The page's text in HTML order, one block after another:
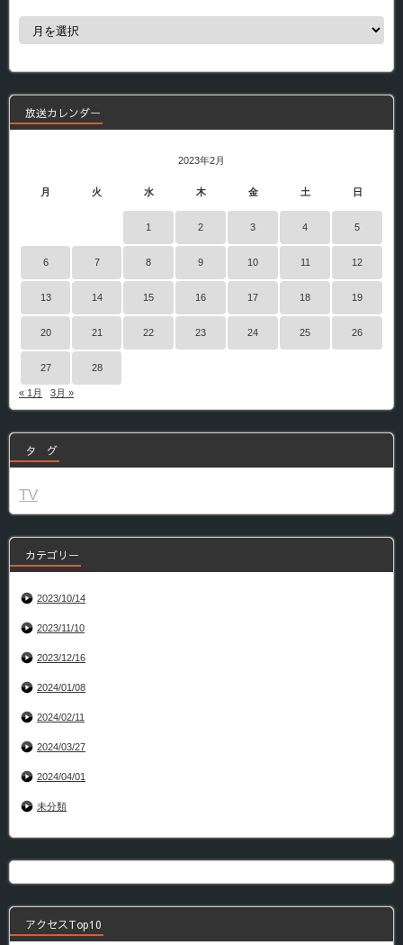
過
組
放送カレンダー
2023年2月
月 火 水 木 金 土 日
1 2 3 4 5
6 7 8 9 10 11 12
13 14 15 16 17 18 19
20 21 22 23 24 25 26
27 28
« 1月 3月 »
タ グ
TV
カテゴリー
2023/10/14
2023/11/10
2023/12/16
2024/01/08
2024/02/11
2024/03/27
2024/04/01
未分類
アクセスTop10